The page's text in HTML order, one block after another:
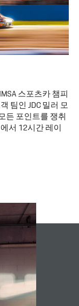
스포츠카 챔피
팀인 JDC 밀러 모
든 포인트를 쟁취
서 12시간 레이